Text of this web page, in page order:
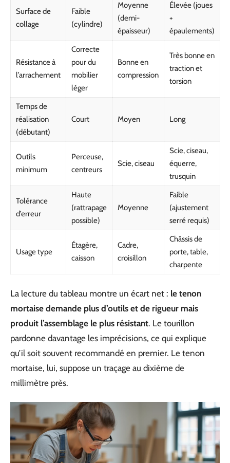
Surface de
collage
Faible
(cylindre)
Moyenne
(demi-
épaisseur)
Élevée (joues
+
épaulements)
Résistance à
l’arrachement
Correcte
pour du
mobilier
léger
Bonne en
compression
Très bonne en
traction et
torsion
Temps de
réalisation
(débutant)
Court Moyen Long
Outils
minimum
Perceuse,
centreurs
Scie, ciseau
Scie, ciseau,
équerre,
trusquin
Tolérance
d’erreur
Haute
(rattrapage
possible)
Moyenne
Faible
(ajustement
serré requis)
Usage type
Étagère,
caisson
Cadre,
croisillon
Châssis de
porte, table,
charpente
La lecture du tableau montre un écart net : le tenon
mortaise demande plus d’outils et de rigueur mais
produit l’assemblage le plus résistant. Le tourillon
pardonne davantage les imprécisions, ce qui explique
qu’il soit souvent recommandé en premier. Le tenon
mortaise, lui, suppose un traçage au dixième de
millimètre près.